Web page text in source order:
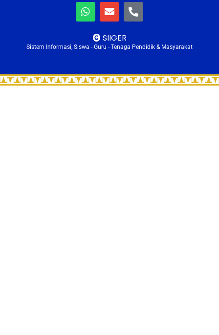
SIIGER
Sistem Informasi, Siswa - Guru - Tenaga Pendidik & Masyarakat